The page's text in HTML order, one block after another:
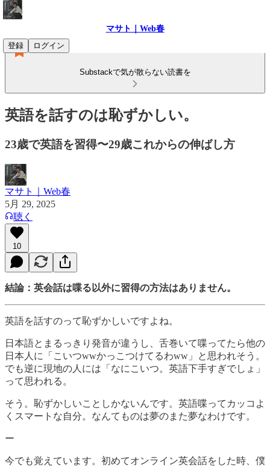
マサト｜Web春
登録
ログイン
Substackで気が散らない読書を
英語を話すのは恥ずかしい。
23歳で英語を習得〜29歳これからの伸ばし方
マサト｜Web春
5月 29, 2025
聴く
10
結論：英会話は喋る以外に習得の方法はありません。
英語を話すのって恥ずかしいですよね。
日本語とまるっきり発音が違うし、舌巻いて喋ってたら他の
日本人に「こいつwwかっこつけてるわww」と思われそう。
でも逆に現地の人には「なにこいつ。英語下手すぎでしょ」
って思われる。
そう。恥ずかしいことしかないんです。英語喋ってカッコよ
くスマートな自分。なんてものは夢のまた夢なわけです。
ー
今でも覚えています。初めてオンライン英会話をした時、僕